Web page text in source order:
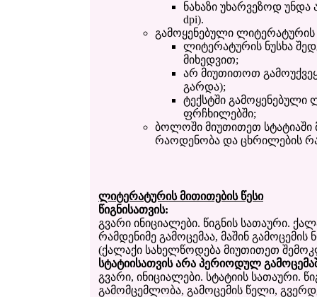
ნახაზი უხარვეზოდ უნდა
dpi).
გამოყენებული
ლიტერატურის ნუსხა
მიხედვით;
არ მიუთითოთ
გარდა);
ტექსტში
ფრჩხილებში;
ბოლოში მიუთითეთ სტატიაში
რაოდენობა და ცხრილების
ლიტერატურის მითითების წესი
წიგნისათვის:
გვარი ინიციალები. წიგნის სათაური.
რამდენიმე გამოცემაა, მაშინ
(ქალაქი სახელწოდება მიუთითეთ
სტატიისათვის არა პერიოდულ
გვარი, ინიციალები. სტატიის სათაური.
გამომცემლობა, გამოცემის წელი,